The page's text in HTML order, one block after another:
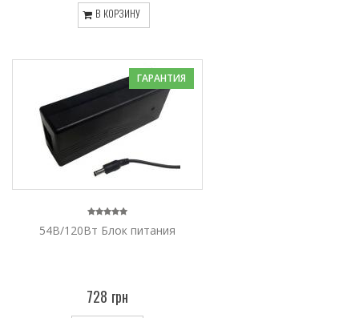
В КОРЗИНУ
ГАРАНТИЯ
54В/120Вт Блок питания
728 грн